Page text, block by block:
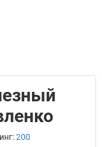
200